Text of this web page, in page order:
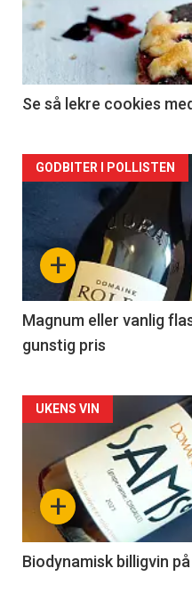
nå
2
Se så lekre cookies
Forsiden
akkurat
nå
3
+
GODBITER I POLLISTEN
Magnum eller vanlig
gunstig pris
Forsiden
akkurat
nå
4
+
UKENS VIN
Biodynamisk billigvin